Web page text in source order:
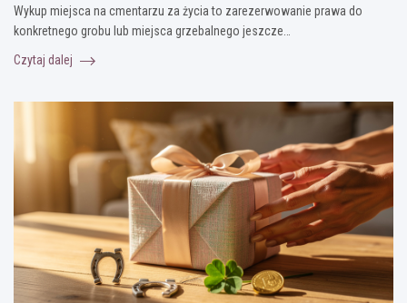
Wykup miejsca na cmentarzu za życia to zarezerwowanie prawa do
konkretnego grobu lub miejsca grzebalnego jeszcze…
Czytaj dalej